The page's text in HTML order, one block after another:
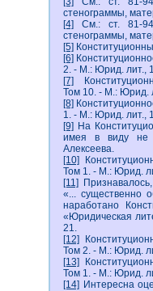
стенограммы,
[4] См.: ст. 81-
стенограммы,
[5]
[6]
2. - М.: Юрид. лит.,
[7]
Том 10. - М.: Юрид.
[8]
1. - М.: Юрид. лит.,
[9] На
имея в виду не
Алексеева.
[10]
Том 1. - М.: Юрид.
[11]
«... существенно
наработано
«Юридическая
21.
[12]
Том 2. - М.: Юрид.
[13]
Том 1. - М.: Юрид.
[14] Интересна